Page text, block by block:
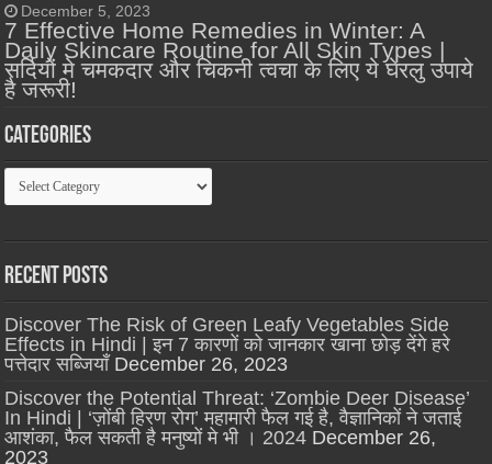
December 5, 2023
7 Effective Home Remedies in Winter: A
Daily Skincare Routine for All Skin Types |
सर्दियों मे चमकदार और चिकनी त्वचा के लिए ये घेरलु उपाये
है जरूरी!
Categories
Categories
Recent Posts
Discover The Risk of Green Leafy Vegetables Side
Effects in Hindi | इन 7 कारणों को जानकार खाना छोड़ देंगे हरे
पत्तेदार सब्जियाँ December 26, 2023
Discover the Potential Threat: ‘Zombie Deer Disease’
In Hindi | ‘ज़ोंबी हिरण रोग’ महामारी फैल गई है, वैज्ञानिकों ने जताई
आशंका, फैल सकती है मनुष्यों मे भी । 2024 December 26,
2023